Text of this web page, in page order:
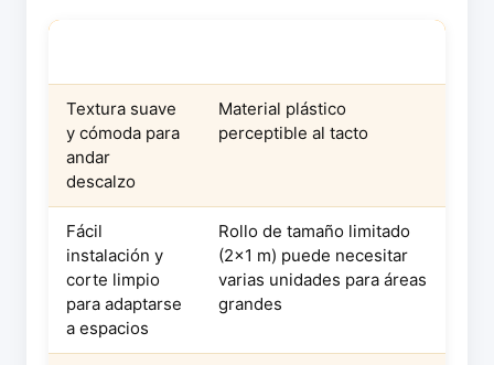
Textura suave
y cómoda para
andar
descalzo
Material plástico
perceptible al tacto
Fácil
instalación y
corte limpio
para adaptarse
a espacios
Rollo de tamaño limitado
(2×1 m) puede necesitar
varias unidades para áreas
grandes